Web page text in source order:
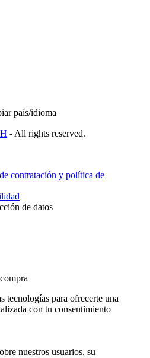
país/idioma
- All rights reserved.
contratación y política de
de datos
tecnologías para ofrecerte una
con tu consentimiento
nuestros usuarios, su